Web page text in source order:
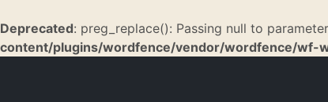
Deprecated: preg_replace(): Passing null to
content/plugins/wordfence/vendor/wordfence/wf-